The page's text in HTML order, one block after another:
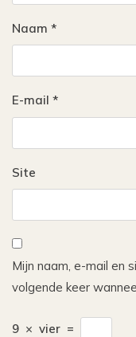
Naam *
E-mail *
Site
Mijn naam, e-mail en
volgende keer
9 × vier =